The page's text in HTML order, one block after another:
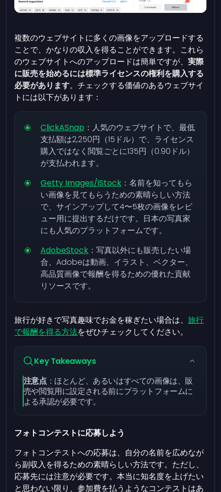
複数のウェブサイトに多くの画像をアップロードする
ことで、かなりの収入を得ることができます。これら
のウェブサイトへのアップロードは簡単ですが、実際
に販売を始めるには標準ライセンスの権利を購入する
必要があります。チェックする価値のあるウェブサイ
トには以下があります：
ClickASnap ：人気のウェブサイトで、最低
支払額は2,250円（15ドル）で、ライセンス
購入ではなく閲覧ごとに135円（0.90ドル）
が支払われます。
Getty Images/iStock ：名前を知ってもら
い画像を見てもらうための素晴らしい方法
で、サインアップして4〜5枚の画像をレビ
ュー用に提出するだけです。日本の写真家
にも人気のプラットフォームです。
AdobeStock ：写真以外にも販売したい場
合、Adobeは動画、イラスト、ベクター、
高品質画像で報酬を得るための優れた貢献
リソースです。
旅行が好きで写真趣味でお金を稼ぎたい場合は、旅行
で報酬を得る方法をぜひチェックしてください。
Key Takeaways
注意点：ほとんど、あるいはすべての画像は、販
売や閲覧用に設定される前にプラットフォームに
よる承認が必要です。
フォトコンテストに応募しよう
フォトコンテストへの応募は、自分の名前を広めなが
ら副収入を得るための素晴らしい方法です。ただし、
応募先には注意が必要です。本当に知名度を上げたい
と思わない限り、参加費を払うようなコンテストはあ